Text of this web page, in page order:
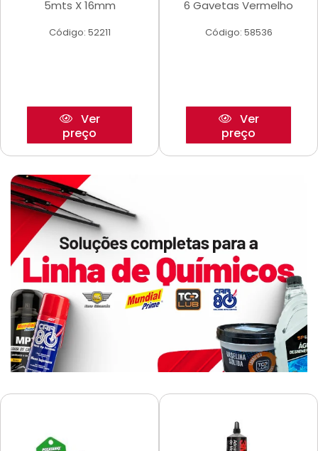
5mts X 16mm
Código: 52211
Ver
preço
6 Gavetas Vermelho
Código: 58536
Ver
preço